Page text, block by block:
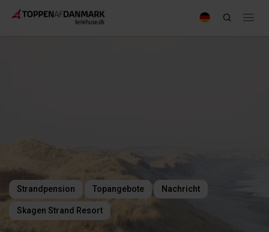
Strandpension Topangebote Nachricht
Skagen Strand Resort